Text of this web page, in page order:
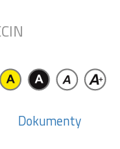
Dokumenty